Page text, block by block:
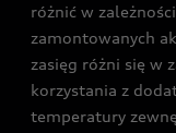
różnić w
zamontowanych
zasięg różni się w
korzystania z
temperatury